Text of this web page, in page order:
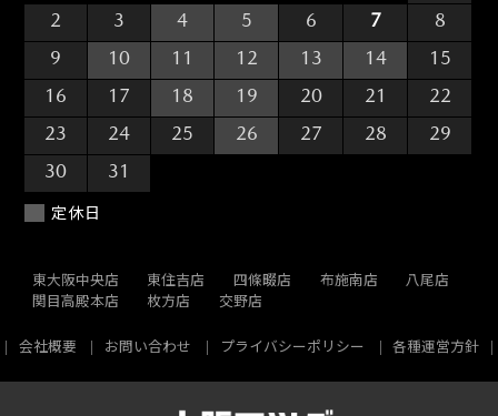
2
3 4 5 6 7
8
9
10 11 12 13 14
15
16
17 18 19 20 21
22
23
24 25 26 27 28
29
30
31
定休日
東大阪中央店 東住吉店 四條畷店 布施南店
八尾店
関目高殿本店
枚方店 交野店
会社概要 お問い合わせ プライバシーポリシー 各種運営方針